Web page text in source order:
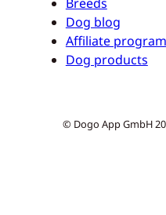
Dog blog
Affiliate program
Dog products
© Dogo App GmbH